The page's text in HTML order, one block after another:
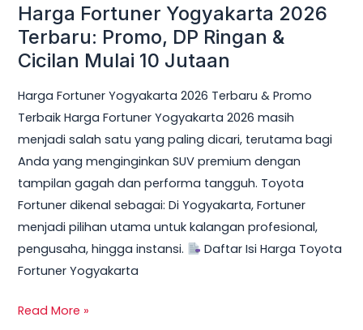
Harga Fortuner Yogyakarta 2026
Terbaru: Promo, DP Ringan &
Cicilan Mulai 10 Jutaan
Harga Fortuner Yogyakarta 2026 Terbaru & Promo
Terbaik Harga Fortuner Yogyakarta 2026 masih
menjadi salah satu yang paling dicari, terutama bagi
Anda yang menginginkan SUV premium dengan
tampilan gagah dan performa tangguh. Toyota
Fortuner dikenal sebagai: Di Yogyakarta, Fortuner
menjadi pilihan utama untuk kalangan profesional,
pengusaha, hingga instansi.
Daftar Isi Harga Toyota
Fortuner Yogyakarta
Harga
Fortuner
Yogyakarta
Terbaru:
Promo,
DP
Ringan
&
Cicilan
Mulai
10
Jutaan
Read More »